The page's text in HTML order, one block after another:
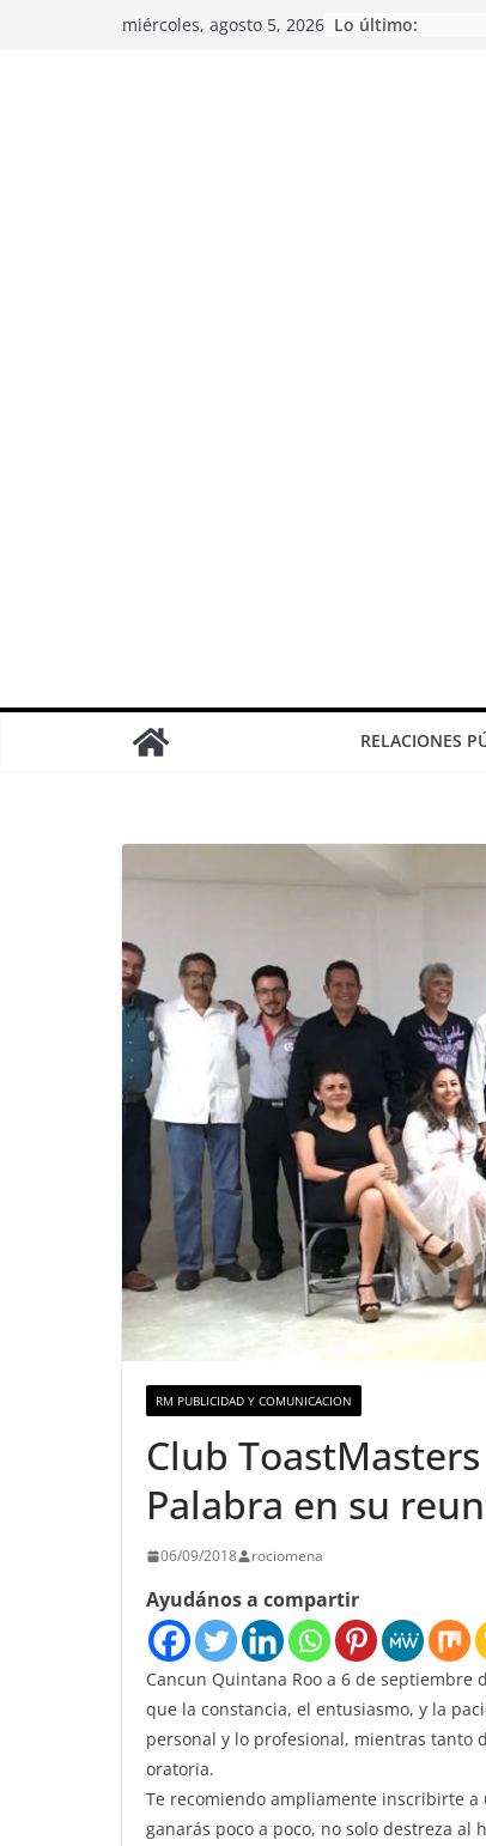
miércoles, agosto 5, 2026 Lo último:
RELACIONES
RM PUBLICIDAD Y COMUNICACION
Club
Palabra en su
06/09/2018 rociomena
Ayudános a compartir
Cancun Quintana Roo a 6 de septiembre
que la constancia, el entusiasmo, y la
personal y lo profesional, mientras tanto
oratoria.
Te recomiendo ampliamente inscribirte
ganarás poco a poco, no solo destreza